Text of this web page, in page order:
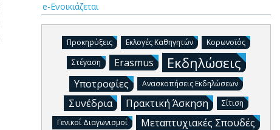
e-Ενοικιάζεται
Προκηρύξεις Εκλογές Καθηγητών
Κορωνοϊός
Στέγαση
Erasmus Εκδηλώσεις
Υποτροφίες Ανασκοπήσεις Εκδηλώσεων
Συνέδρια Πρακτική Άσκηση
Σίτιση
Γενικοί Διαγωνισμοί
Μεταπτυχιακές Σπουδές